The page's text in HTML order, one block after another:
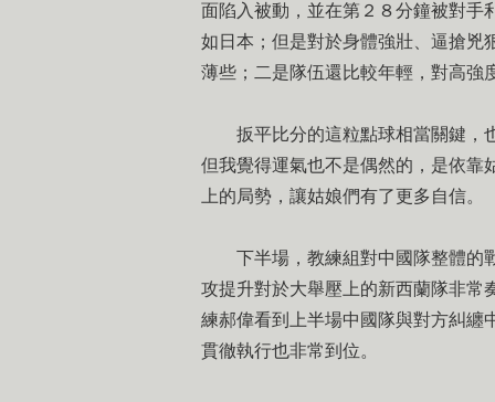
面陷入被動，並在第２８分鐘被對手
如日本；但是對於身體強壯、逼搶兇
薄些；二是隊伍還比較年輕，對高強
扳平比分的這粒點球相當關鍵，
但我覺得運氣也不是偶然的，是依靠
上的局勢，讓姑娘們有了更多自信。
下半場，教練組對中國隊整體的
攻提升對於大舉壓上的新西蘭隊非常
練郝偉看到上半場中國隊與對方糾纏
貫徹執行也非常到位。